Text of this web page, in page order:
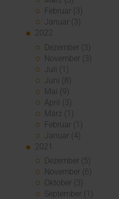
Februar (3)
Januar (3)
2022
Dezember (3)
November (3)
Juli (1)
Juni (8)
Mai (9)
April (3)
März (1)
Februar (1)
Januar (4)
2021
Dezember (5)
November (6)
Oktober (3)
September (1)